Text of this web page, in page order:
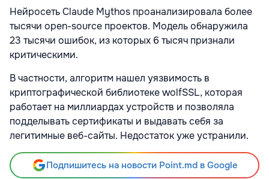
Нейросеть Claude Mythos проанализировала более
тысячи open-source проектов. Модель обнаружила
23 тысячи ошибок, из которых 6 тысяч признали
критическими.
В частности, алгоритм нашел уязвимость в
криптографической библиотеке wolfSSL, которая
работает на миллиардах устройств и позволяла
подделывать сертификаты и выдавать себя за
легитимные веб-сайты. Недостаток уже устранили.
Подпишитесь на новости Point.md в Google